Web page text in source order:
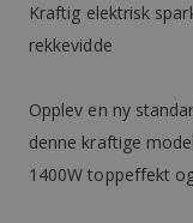
Kraftig elektrisk
rekkevidde
Opplev en ny
denne kraftige
1400W toppeffekt